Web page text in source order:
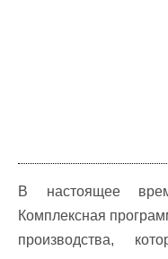
В настоящее
Комплексная
производства,